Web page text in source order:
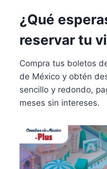
¿Qué
reservar tu
Compra tus boletos
de México y obtén
sencillo y redondo,
meses sin intereses.